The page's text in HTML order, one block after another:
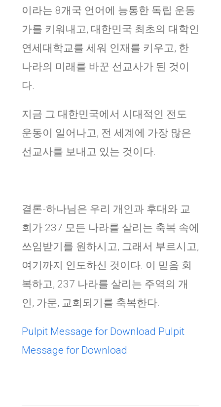
이라는 8개국 언어에 능통한 독립 운동
가를 키워내고, 대한민국 최초의 대학인
연세대학교를 세워 인재를 키우고, 한
나라의 미래를 바꾼 선교사가 된 것이
다.
지금 그 대한민국에서 시대적인 전도
운동이 일어나고, 전 세계에 가장 많은
선교사를 보내고 있는 것이다.
결론-하나님은 우리 개인과 후대와 교
회가 237 모든 나라를 살리는 축복 속에
쓰임받기를 원하시고, 그래서 부르시고,
여기까지 인도하신 것이다. 이 믿음 회
복하고, 237 나라를 살리는 주역의 개
인, 가문, 교회되기를 축복한다.
Pulpit Message for Download Pulpit
Message for Download